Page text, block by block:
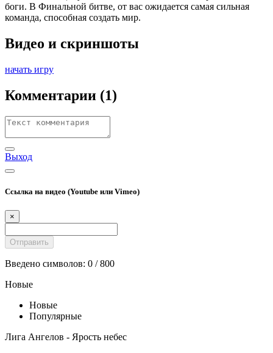
боги. В Финальной битве, от вас ожидается самая сильная
команда, способная создать мир.
Видео и скриншоты
начать игру
Комментарии (1)
Выход
Ссылка на видео (Youtube или Vimeo)
×
Введено символов: 0 / 800
Новые
Новые
Популярные
Лига Ангелов - Ярость небес